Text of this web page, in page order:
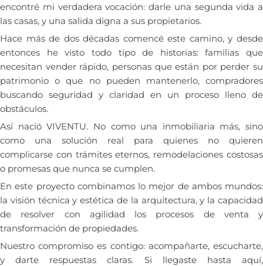
encontré mi verdadera vocación: darle una segunda vida a
las casas, y una salida digna a sus propietarios.
Hace más de dos décadas comencé este camino, y desde
entonces he visto todo tipo de historias: familias que
necesitan vender rápido, personas que están por perder su
patrimonio o que no pueden mantenerlo, compradores
buscando seguridad y claridad en un proceso lleno de
obstáculos.
Así nació VIVENTU. No como una inmobiliaria más, sino
como una solución real para quienes no quieren
complicarse con trámites eternos, remodelaciones costosas
o promesas que nunca se cumplen.
En este proyecto combinamos lo mejor de ambos mundos:
la visión técnica y estética de la arquitectura, y la capacidad
de resolver con agilidad los procesos de venta y
transformación de propiedades.
Nuestro compromiso es contigo: acompañarte, escucharte,
y darte respuestas claras. Si llegaste hasta aquí,